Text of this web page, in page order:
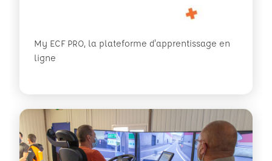
My ECF PRO, la plateforme d'apprentissage en
ligne